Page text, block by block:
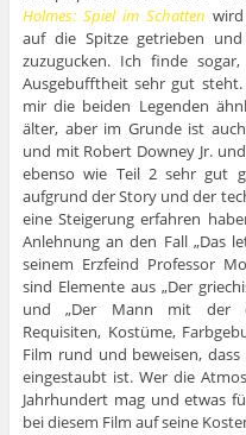
Holmes: Spiel im Schatten
auf die Spitze getrieben
zuzugucken. Ich finde
Ausgebufftheit sehr gut
mir die beiden Legenden
älter, aber im Grunde ist
und mit Robert Downey Jr. und
ebenso wie Teil 2 sehr gut
aufgrund der Story und der
eine Steigerung erfahren
Anlehnung an den Fall „Das
seinem Erzfeind Professor
sind Elemente aus „Der
und „Der Mann mit der
Requisiten, Kostüme,
Film rund und beweisen,
eingestaubt ist. Wer die
Jahrhundert mag und etwas
bei diesem Film auf seine